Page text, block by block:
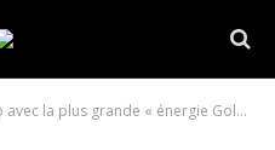
grande « énergie Golden Retriever », selon les fans